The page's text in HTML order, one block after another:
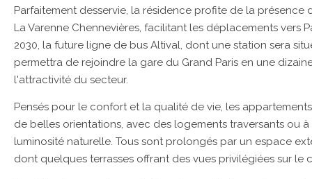
Parfaitement desservie, la résidence profite de la présence
La Varenne Chennevières, facilitant les déplacements vers
2030, la future ligne de bus Altival, dont une station sera
permettra de rejoindre la gare du Grand Paris en une
l'attractivité du secteur.
Pensés pour le confort et la qualité de vie, les
de belles orientations, avec des logements traversants ou
luminosité naturelle. Tous sont prolongés par un espace
dont quelques terrasses offrant des vues privilégiées sur le